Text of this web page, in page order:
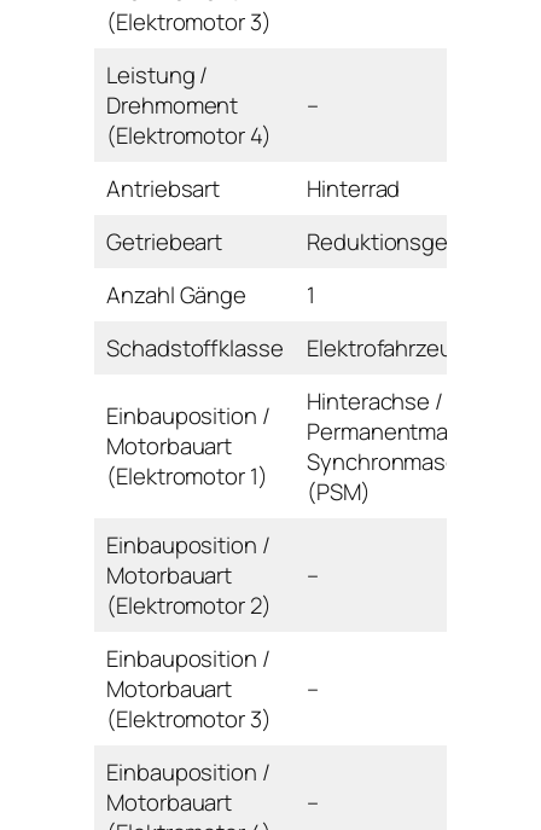
(Elektromotor 3)
Leistung /
Drehmoment
(Elektromotor 4)
–
Antriebsart
Hinterrad
Getriebeart
Reduktionsgetriebe
Anzahl Gänge
1
Schadstoffklasse
Elektrofahrzeug
Einbauposition /
Motorbauart
(Elektromotor 1)
Hinterachse /
Permanentmagnet-
Synchronmaschine
(PSM)
Einbauposition /
Motorbauart
(Elektromotor 2)
–
Einbauposition /
Motorbauart
(Elektromotor 3)
–
Einbauposition /
Motorbauart
–